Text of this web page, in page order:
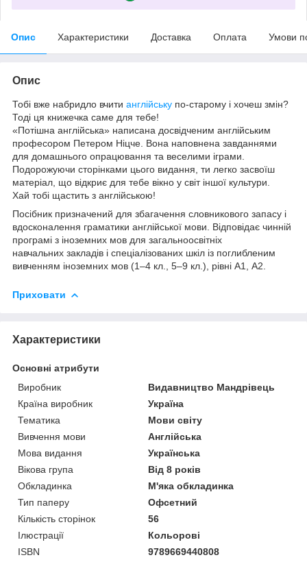
Опис Характеристики Доставка Оплата Умови
Опис
Тобі вже набридло вчити англійську по-старому і хочеш змін?
Тоді ця книжечка саме для тебе!
«Потішна англійська» написана досвідченим англійським
професором Петером Ніцче. Вона наповнена завданнями
для домашнього опрацювання та веселими іграми.
Подорожуючи сторінками цього видання, ти легко засвоїш
матеріал, що відкриє для тебе вікно у світ іншої культури.
Хай тобі щастить з англійською!
Посібник призначений для збагачення словникового запасу і
вдосконалення граматики англійської мови. Відповідає чинній
програмі з іноземних мов для загальноосвітніх
навчальних закладів і спеціалізованих шкіл із поглибленим
вивченням іноземних мов (1–4 кл., 5–9 кл.), рівні А1, A2.
Приховати
Характеристики
Основні атрибути
Виробник
Видавництво Мандрівець
Країна виробник
Україна
Тематика
Мови світу
Вивчення мови
Англійська
Мова видання
Українська
Вікова група
Від 8 років
Обкладинка
М'яка обкладинка
Тип паперу
Офсетний
Кількість сторінок
56
Ілюстрації
Кольорові
ISBN
9789669440808